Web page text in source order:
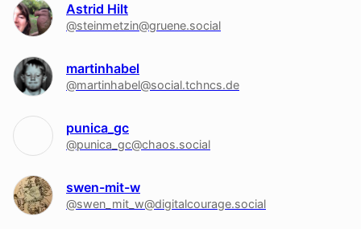
Astrid Hilt
@steinmetzin@gruene.social
martinhabel
@martinhabel@social.tchncs.de
punica_gc
@punica_gc@chaos.social
swen-mit-w
@swen_mit_w@digitalcourage.social